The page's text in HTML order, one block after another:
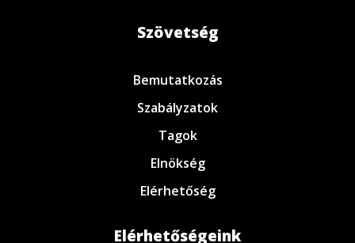
Szövetség
Bemutatkozás
Szabályzatok
Tagok
Elnökség
Elérhetőség
Elérhetőségeink